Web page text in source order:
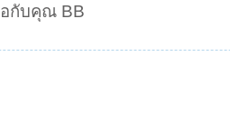
อกับคุณ BB